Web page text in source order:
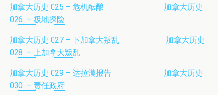
加拿大历史 025 – 危机酝酿
加拿大历史
026 – 极地探险
加拿大历史 027 – 下加拿大叛乱
加拿大历史
028 – 上加拿大叛乱
加拿大历史 029 – 达拉漠报告
加拿大历史
030 – 责任政府